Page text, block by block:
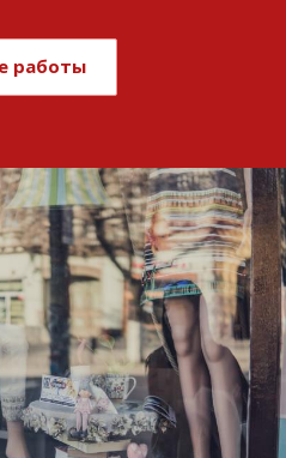
работы
интернет-
StepClub